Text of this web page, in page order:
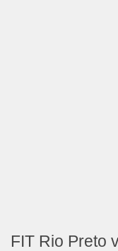
FIT Rio Preto